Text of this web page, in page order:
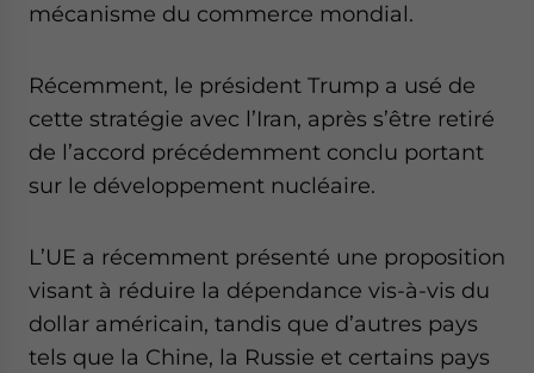
mécanisme du commerce mondial.
Récemment, le président Trump a usé de
cette stratégie avec l’Iran, après s’être retiré
de l’accord précédemment conclu portant
sur le développement nucléaire.
L’UE a récemment présenté une proposition
visant à réduire la dépendance vis-à-vis du
dollar américain, tandis que d’autres pays
tels que la Chine, la Russie et certains pays